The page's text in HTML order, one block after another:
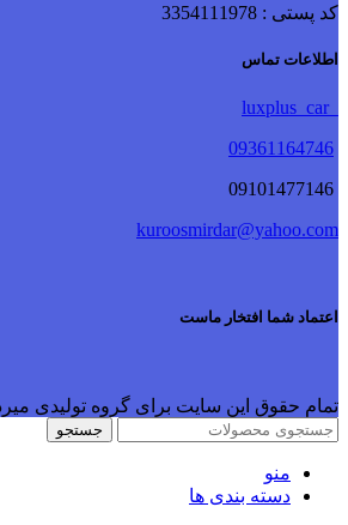
کد پستی : 3354111978
اطلاعات تماس
09361164746
kuroosmirdar@yahoo.com
اعتماد شما افتخار ماست
تمام حقوق این سایت برای گروه تولیدی
جستجو
منو
دسته بندی ها